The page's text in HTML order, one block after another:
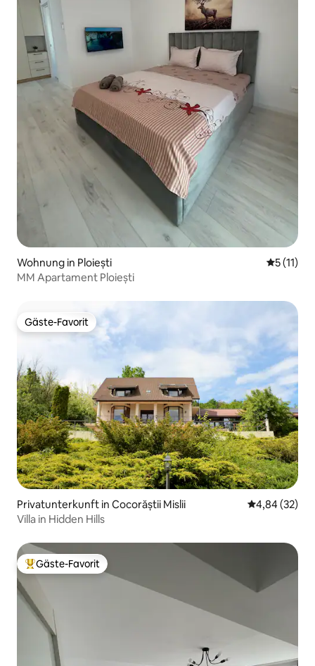
Wohnung in Ploiești
5 (11)
MM Apartament Ploiești
Gäste-Favorit
Gäste-Favorit
Privatunterkunft in Cocorăștii Mislii
4,84 (32)
Villa in Hidden Hills
Beliebter Gäste-Favorit.
Gäste-Favorit